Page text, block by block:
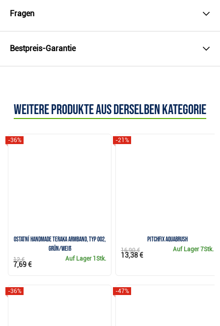
Fragen
Bestpreis-Garantie
Weitere Produkte aus derselben Kategorie
Ostatní Handmade Teraka Armband, Typ 002,
grün/weiß
-36%
Auf Lager 1Stk.
12 €
7,69 €
Pitchfix Aquabrush
-21%
Auf Lager7Stk.
16,90 €
13,38 €
-36% -47%